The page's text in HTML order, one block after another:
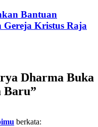
Bantuan
Gereja Kristus Raja
Dharma Buka
Baru”
berkata: